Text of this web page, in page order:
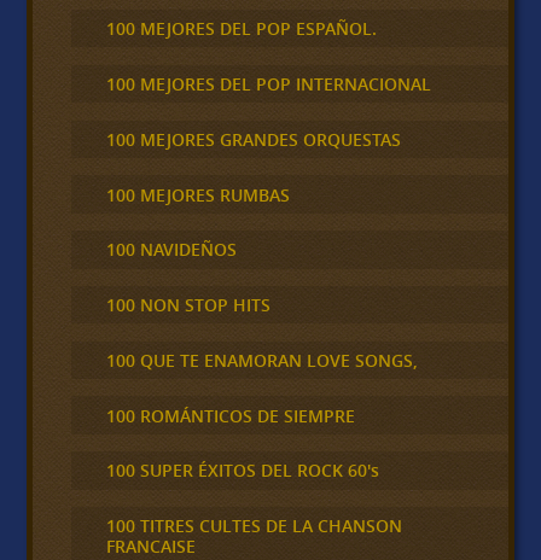
100 MEJORES DEL POP ESPAÑOL.
100 MEJORES DEL POP INTERNACIONAL
100 MEJORES GRANDES ORQUESTAS
100 MEJORES RUMBAS
100 NAVIDEÑOS
100 NON STOP HITS
100 QUE TE ENAMORAN LOVE SONGS,
100 ROMÁNTICOS DE SIEMPRE
100 SUPER ÉXITOS DEL ROCK 60's
100 TITRES CULTES DE LA CHANSON
FRANCAISE